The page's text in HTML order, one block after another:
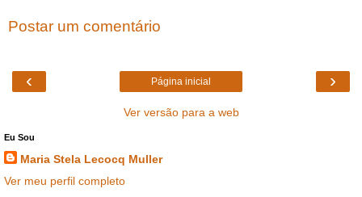
Postar um comentário
‹ ›
Página inicial
Ver versão para a web
Eu Sou
Maria Stela Lecocq Muller
Ver meu perfil completo